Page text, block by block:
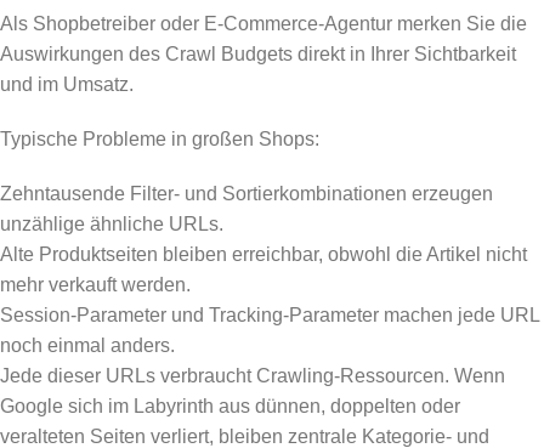
Als Shopbetreiber oder E‑Commerce-Agentur merken Sie die
Auswirkungen des Crawl Budgets direkt in Ihrer Sichtbarkeit
und im Umsatz.
Typische Probleme in großen Shops:
Zehntausende Filter- und Sortierkombinationen erzeugen
unzählige ähnliche URLs.
Alte Produktseiten bleiben erreichbar, obwohl die Artikel nicht
mehr verkauft werden.
Session-Parameter und Tracking-Parameter machen jede URL
noch einmal anders.
Jede dieser URLs verbraucht Crawling-Ressourcen. Wenn
Google sich im Labyrinth aus dünnen, doppelten oder
veralteten Seiten verliert, bleiben zentrale Kategorie- und